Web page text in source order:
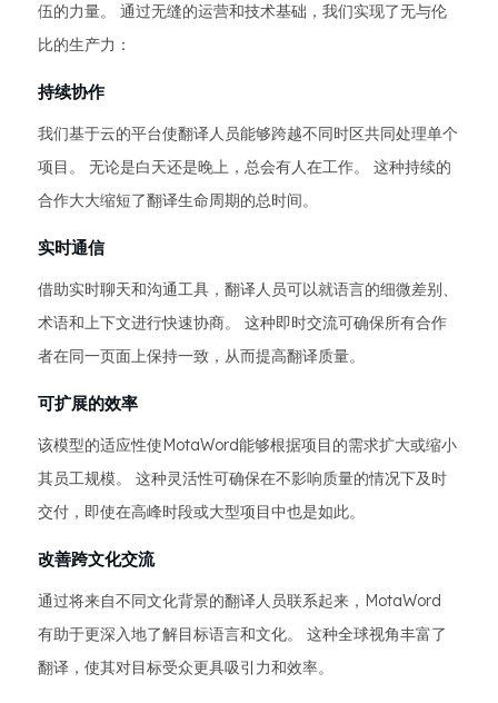
伍的力量。 通过无缝的运营和技术基础，我们实现了无与伦
比的生产力：
持续协作
我们基于云的平台使翻译人员能够跨越不同时区共同处理单个
项目。 无论是白天还是晚上，总会有人在工作。 这种持续的
合作大大缩短了翻译生命周期的总时间。
实时通信
借助实时聊天和沟通工具，翻译人员可以就语言的细微差别、
术语和上下文进行快速协商。 这种即时交流可确保所有合作
者在同一页面上保持一致，从而提高翻译质量。
可扩展的效率
该模型的适应性使MotaWord能够根据项目的需求扩大或缩小
其员工规模。 这种灵活性可确保在不影响质量的情况下及时
交付，即使在高峰时段或大型项目中也是如此。
改善跨文化交流
通过将来自不同文化背景的翻译人员联系起来，MotaWord
有助于更深入地了解目标语言和文化。 这种全球视角丰富了
翻译，使其对目标受众更具吸引力和效率。